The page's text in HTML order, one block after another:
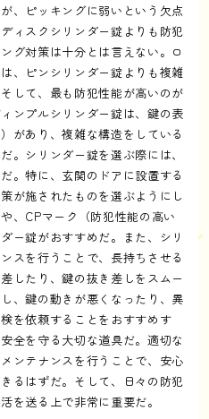
、ピッキングに弱いという欠点
ィスクシリンダー錠よりも防犯
グ対策は十分とは言えない。ロ
、ピンシリンダー錠よりも複雑
して、最も防犯性能が高いのが
ンプルシリンダー錠は、鍵の表
があり、複雑な構造をしている
。シリンダー錠を選ぶ際には、
。特に、玄関のドアに設置する
が施されたものを選ぶようにし
、CPマーク（防犯性能の高い
ー錠がおすすめだ。また、シリ
スを行うことで、長持ちさせる
したり、鍵の抜き差しをスムー
、鍵の動きが悪くなったり、異
を依頼することをおすすめす
全を守る大切な道具だ。適切な
ンテナンスを行うことで、安心
るはずだ。そして、日々の防犯
を送る上で非常に重要だ。